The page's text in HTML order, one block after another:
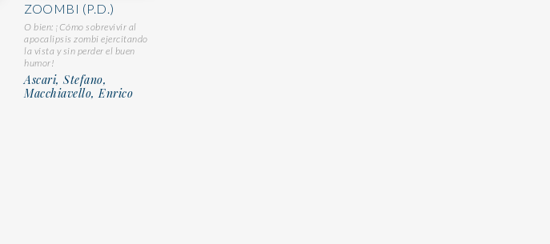
ZOOMBI (P.D.)
O bien: ¡Cómo sobrevivir al
apocalipsis zombi ejercitando
la vista y sin perder el buen
humor!
Ascari, Stefano,
Macchiavello, Enrico